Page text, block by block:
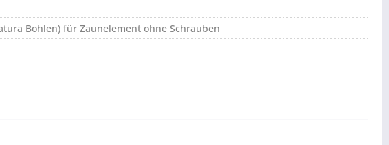
Bohlen) für Zaunelement ohne Schrauben